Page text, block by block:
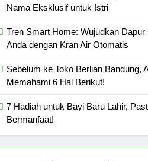
Nama Eksklusif untuk Istri
Tren Smart Home: Wujudkan Dapur
Anda dengan Kran Air Otomatis
Sebelum ke Toko Berlian Bandung,
Memahami 6 Hal Berikut!
7 Hadiah untuk Bayi Baru Lahir,
Bermanfaat!